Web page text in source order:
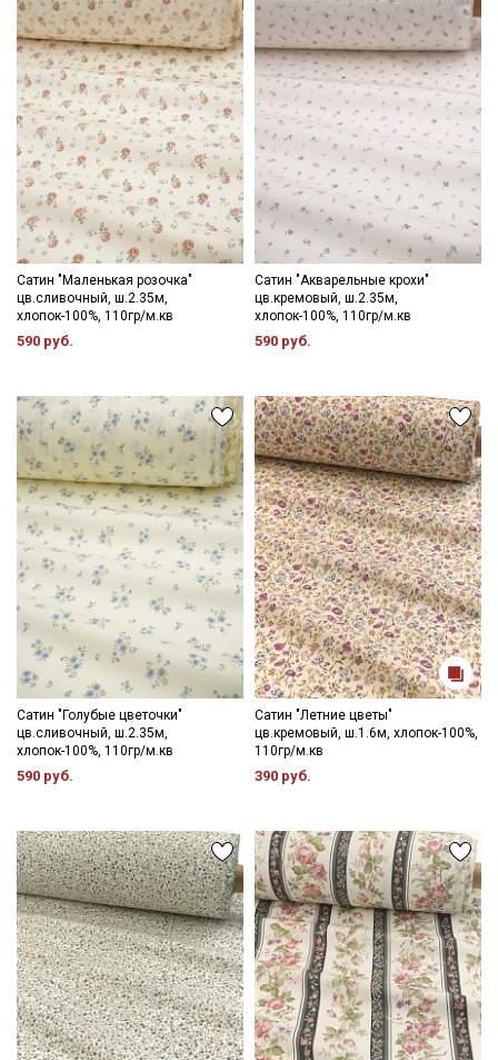
Цветопередача (тон) может отличаться от оригинального
цвета ткани в зависимости от настроек вашего монитора и в
зависимости от партии.
Сатин "Маленькая розочка"
цв.сливочный, ш.2.35м,
хлопок-100%, 110гр/м.кв
590 руб.
Сатин "Акварельные крохи"
цв.кремовый, ш.2.35м,
хлопок-100%, 110гр/м.кв
590 руб.
Сатин "Голубые цветочки"
цв.сливочный, ш.2.35м,
хлопок-100%, 110гр/м.кв
590 руб.
Сатин "Летние цветы"
цв.кремовый, ш.1.6м, хлопок-100%,
110гр/м.кв
390 руб.
Секретная рассылка от Купава
Мы публикуем здесь дополнительные
промокоды и скидки до 30% на узкие
категории тканей
Электронная почта
Ознакомлен(а) сПолитикой обработки персональных
данных
и даю
Согласие на обработку персональных
данных
Даю Согласие на получение рекламных и
информационных рассылок